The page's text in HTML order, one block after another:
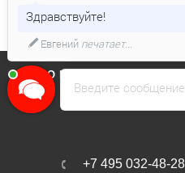
О КОМПАНИИ
+7 495 032-48-28
Введите сообщение
Здравствуйте!
Евгенийпечатает...